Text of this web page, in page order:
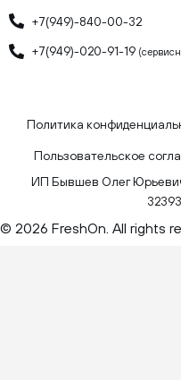
+7(949)-840-00-32
+7(949)-020-91-19
Политика
Пользовательское
ИП Бывшев Олег
© 2026 FreshOn. All rights